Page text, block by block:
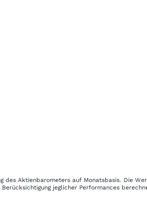
des Aktienbarometers auf Monatsbasis. Die
jeglicher Performances